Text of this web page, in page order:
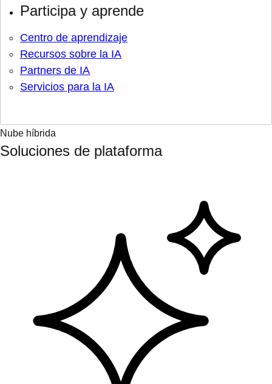
Participa y aprende
Centro de aprendizaje
Recursos sobre la IA
Partners de IA
Servicios para la IA
Nube híbrida
Soluciones de plataforma